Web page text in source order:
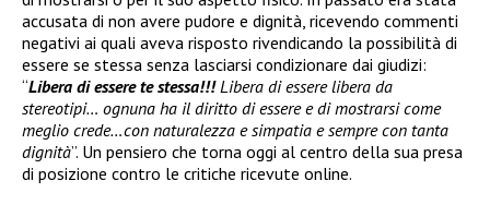
accusata di non avere pudore e dignità, ricevendo commenti
negativi ai quali aveva risposto rivendicando la possibilità di
essere se stessa senza lasciarsi condizionare dai giudizi:
“Libera di essere te stessa!!!Libera di essere libera da
stereotipi… ognuna ha il diritto di essere e di mostrarsi come
meglio crede…con naturalezza e simpatia e sempre con tanta
dignità”. Un pensiero che torna oggi al centro della sua presa
di posizione contro le critiche ricevute online.